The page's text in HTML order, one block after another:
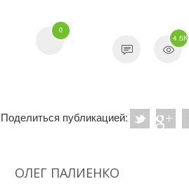
0
4.5K
Поделиться публикацией:
ОЛЕГ ПАЛИЕНКО